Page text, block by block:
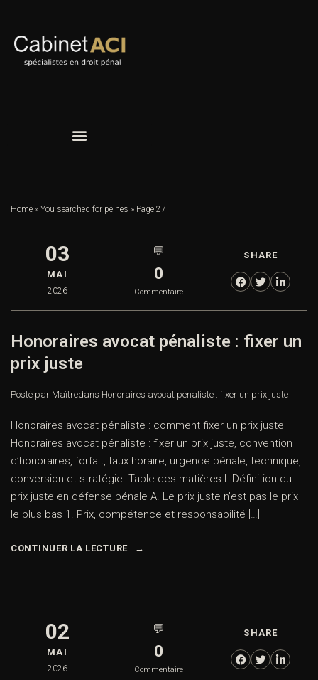
Home » You searched for peines » Page 27
03
MAI
2026
💬
0
Commentaire
SHARE
Honoraires avocat pénaliste : fixer un
prix juste
Posté par Maîtredans Honoraires avocat pénaliste : fixer un prix juste
Honoraires avocat pénaliste : comment fixer un prix juste
Honoraires avocat pénaliste : fixer un prix juste, convention
d’honoraires, forfait, taux horaire, urgence pénale, technique,
conversion et stratégie. Table des matières I. Définition du
prix juste en défense pénale A. Le prix juste n’est pas le prix
le plus bas 1. Prix, compétence et responsabilité […]
CONTINUER LA LECTURE
02
MAI
2026
💬
0
Commentaire
SHARE